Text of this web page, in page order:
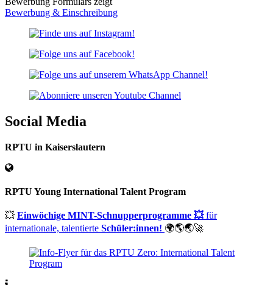
Bewerbung & Einschreibung
Social Media
RPTU in Kaiserslautern
RPTU Young International Talent Program
💥 Einwöchige MINT-Schnupperprogramme 💥für
internationale, talentierte Schüler:innen! 🌍🌎🌏🚀